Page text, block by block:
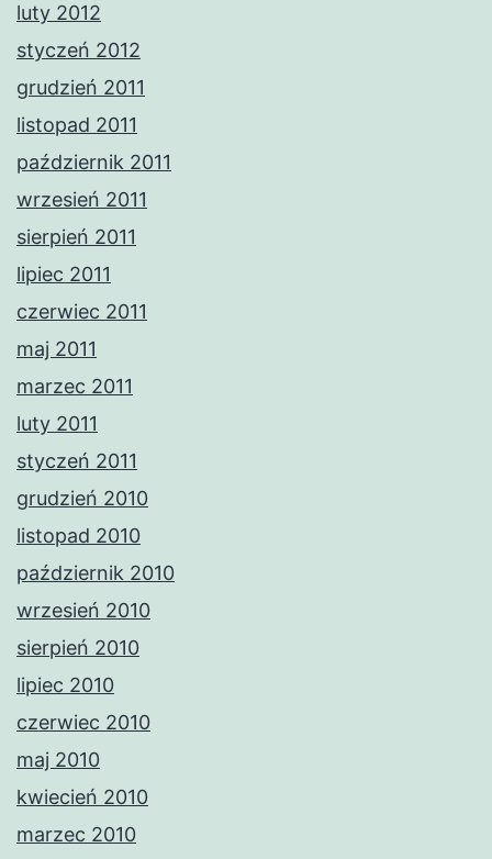
luty 2012
styczeń 2012
grudzień 2011
listopad 2011
październik 2011
wrzesień 2011
sierpień 2011
lipiec 2011
czerwiec 2011
maj 2011
marzec 2011
luty 2011
styczeń 2011
grudzień 2010
listopad 2010
październik 2010
wrzesień 2010
sierpień 2010
lipiec 2010
czerwiec 2010
maj 2010
kwiecień 2010
marzec 2010